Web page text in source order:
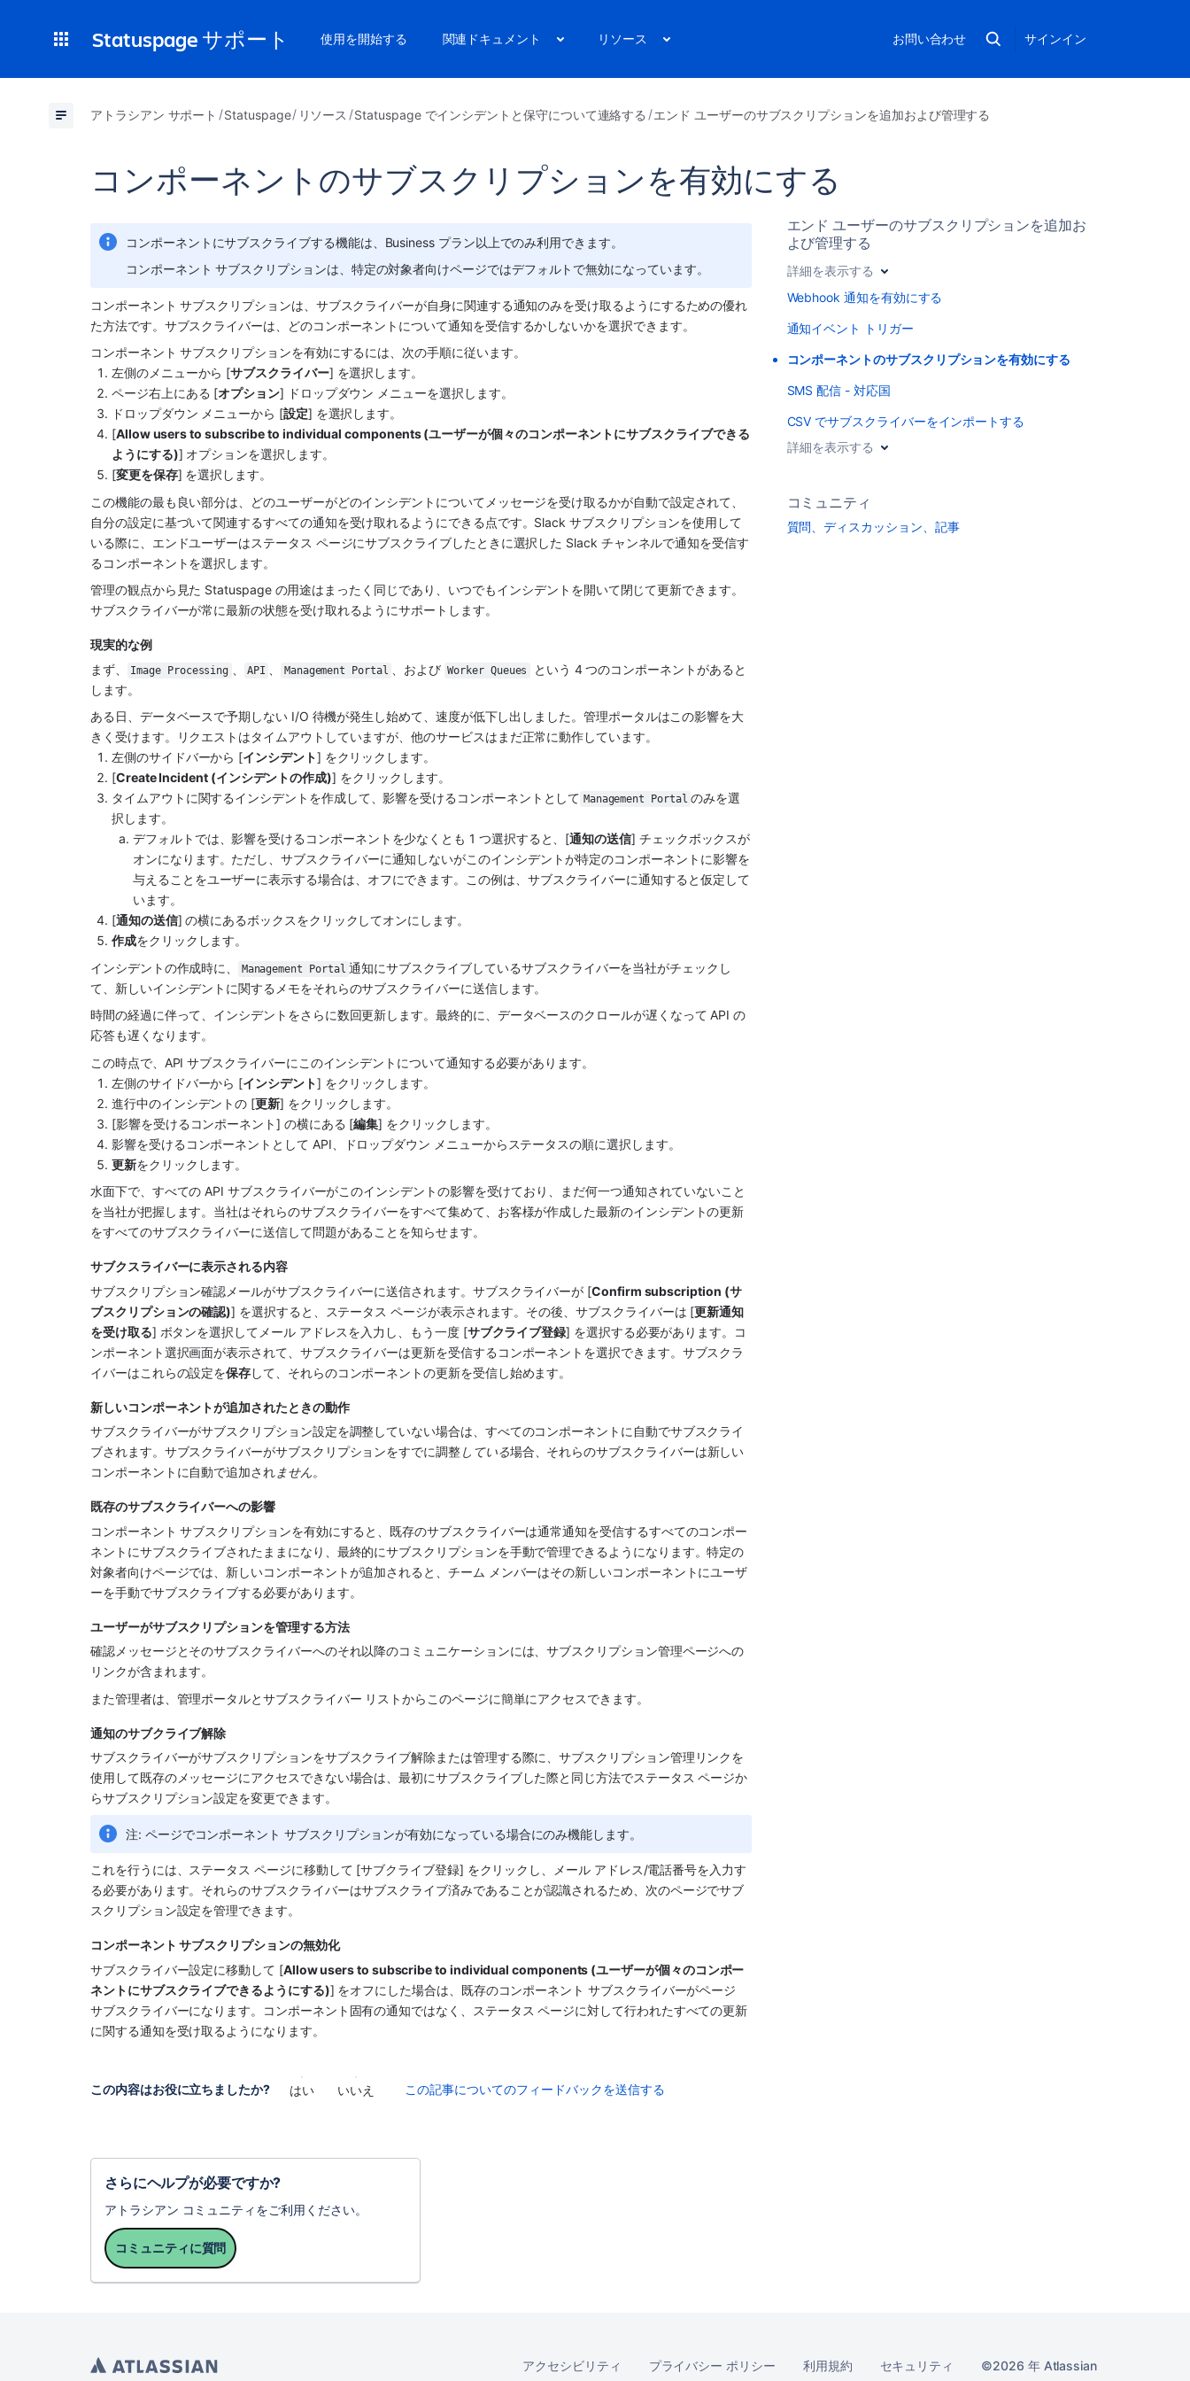
Statuspage サポート 使用を開始する 関連ドキュメント リソース お問い合わせ サインイン
アトラシアン サポート Statuspage リソース Statuspage でインシデントと保守について連絡する エンド ユーザーのサブスクリプションを追加および管理する
コンポーネントのサブスクリプションを有効にする
コンポーネントにサブスクライブする機能は、Business プラン以上でのみ利用できます。
コンポーネント サブスクリプションは、特定の対象者向けページではデフォルトで無効になっています。
コンポーネント サブスクリプションは、サブスクライバーが自身に関連する通知のみを受け取るようにするための優れ
た方法です。サブスクライバーは、どのコンポーネントについて通知を受信するかしないかを選択できます。
コンポーネント サブスクリプションを有効にするには、次の手順に従います。
左側のメニューから [サブスクライバー] を選択します。
ページ右上にある [オプション] ドロップダウン メニューを選択します。
ドロップダウン メニューから [設定] を選択します。
[Allow users to subscribe to individual components (ユーザーが個々のコンポーネントにサブスクライブできる
ようにする)] オプションを選択します。
[変更を保存] を選択します。
この機能の最も良い部分は、どのユーザーがどのインシデントについてメッセージを受け取るかが自動で設定されて、
自分の設定に基づいて関連するすべての通知を受け取れるようにできる点です。Slack サブスクリプションを使用して
いる際に、エンドユーザーはステータス ページにサブスクライブしたときに選択した Slack チャンネルで通知を受信す
るコンポーネントを選択します。
管理の観点から見た Statuspage の用途はまったく同じであり、いつでもインシデントを開いて閉じて更新できます。
サブスクライバーが常に最新の状態を受け取れるようにサポートします。
現実的な例
まず、
Image Processing API Management Portal 、および Worker Queues
という 4 つのコンポーネントがあると
します。
ある日、データベースで予期しない I/O 待機が発生し始めて、速度が低下し出しました。管理ポータルはこの影響を大
きく受けます。リクエストはタイムアウトしていますが、他のサービスはまだ正常に動作しています。
左側のサイドバーから [インシデント] をクリックします。
[Create Incident (インシデントの作成)] をクリックします。
タイムアウトに関するインシデントを作成して、影響を受けるコンポーネントとして Management Portal のみを選
択します。
デフォルトでは、影響を受けるコンポーネントを少なくとも 1 つ選択すると、[通知の送信] チェックボックスが
オンになります。ただし、サブスクライバーに通知しないがこのインシデントが特定のコンポーネントに影響を
与えることをユーザーに表示する場合は、オフにできます。この例は、サブスクライバーに通知すると仮定して
います。
[通知の送信] の横にあるボックスをクリックしてオンにします。
作成をクリックします。
インシデントの作成時に、
Management Portal 通知にサブスクライブしているサブスクライバーを当社がチェックし
て、新しいインシデントに関するメモをそれらのサブスクライバーに送信します。
時間の経過に伴って、インシデントをさらに数回更新します。最終的に、データベースのクロールが遅くなって API の
応答も遅くなります。
この時点で、API サブスクライバーにこのインシデントについて通知する必要があります。
左側のサイドバーから [インシデント] をクリックします。
進行中のインシデントの [更新] をクリックします。
[影響を受けるコンポーネント] の横にある [編集] をクリックします。
影響を受けるコンポーネントとして API、ドロップダウン メニューからステータスの順に選択します。
更新をクリックします。
水面下で、すべての API サブスクライバーがこのインシデントの影響を受けており、まだ何一つ通知されていないこと
を当社が把握します。当社はそれらのサブスクライバーをすべて集めて、お客様が作成した最新のインシデントの更新
をすべてのサブスクライバーに送信して問題があることを知らせます。
サブクスライバーに表示される内容
サブスクリプション確認メールがサブスクライバーに送信されます。サブスクライバーが [Confirm subscription (サ
ブスクリプションの確認)] を選択すると、ステータス ページが表示されます。その後、サブスクライバーは [更新通知
を受け取る] ボタンを選択してメール アドレスを入力し、もう一度 [サブクライブ登録] を選択する必要があります。コ
ンポーネント選択画面が表示されて、サブスクライバーは更新を受信するコンポーネントを選択できます。サブスクラ
イバーはこれらの設定を保存して、それらのコンポーネントの更新を受信し始めます。
新しいコンポーネントが追加されたときの動作
サブスクライバーがサブスクリプション設定を調整していない場合は、すべてのコンポーネントに自動でサブスクライ
ブされます。サブスクライバーがサブスクリプションをすでに調整している場合、それらのサブスクライバーは新しい
コンポーネントに自動で追加されません。
既存のサブスクライバーへの影響
コンポーネント サブスクリプションを有効にすると、既存のサブスクライバーは通常通知を受信するすべてのコンポー
ネントにサブスクライブされたままになり、最終的にサブスクリプションを手動で管理できるようになります。特定の
対象者向けページでは、新しいコンポーネントが追加されると、チーム メンバーはその新しいコンポーネントにユーザ
ーを手動でサブスクライブする必要があります。
ユーザーがサブスクリプションを管理する方法
確認メッセージとそのサブスクライバーへのそれ以降のコミュニケーションには、サブスクリプション管理ページへの
リンクが含まれます。
また管理者は、管理ポータルとサブスクライバー リストからこのページに簡単にアクセスできます。
通知のサブクライブ解除
サブスクライバーがサブスクリプションをサブスクライブ解除または管理する際に、サブスクリプション管理リンクを
使用して既存のメッセージにアクセスできない場合は、最初にサブスクライブした際と同じ方法でステータス ページか
らサブスクリプション設定を変更できます。
注: ページでコンポーネント サブスクリプションが有効になっている場合にのみ機能します。
これを行うには、ステータス ページに移動して [サブクライブ登録] をクリックし、メール アドレス/電話番号を入力す
る必要があります。それらのサブスクライバーはサブスクライブ済みであることが認識されるため、次のページでサブ
スクリプション設定を管理できます。
コンポーネント サブスクリプションの無効化
サブスクライバー設定に移動して [Allow users to subscribe to individual components (ユーザーが個々のコンポー
ネントにサブスクライブできるようにする)] をオフにした場合は、既存のコンポーネント サブスクライバーがページ
サブスクライバーになります。コンポーネント固有の通知ではなく、ステータス ページに対して行われたすべての更新
に関する通知を受け取るようになります。
この内容はお役に立ちましたか? はい いいえ この記事についてのフィードバックを送信する
さらにヘルプが必要ですか?
アトラシアン コミュニティをご利用ください。
コミュニティに質問
エンド ユーザーのサブスクリプションを追加お
よび管理する
詳細を表示する
Webhook 通知を有効にする
通知イベント トリガー
コンポーネントのサブスクリプションを有効にする
SMS 配信 - 対応国
CSV でサブスクライバーをインポートする
詳細を表示する
コミュニティ
質問、ディスカッション、記事
アクセシビリティ プライバシー ポリシー 利用規約 セキュリティ 2026 年Atlassian